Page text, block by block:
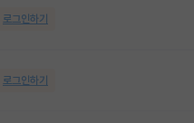
로그인하기
로그인하기